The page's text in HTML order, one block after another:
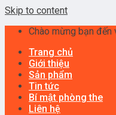
Skip to content
Chào mừng bạn đến
Trang chủ
Giới thiệu
Sản phẩm
Tin tức
Bí mật phòng the
Liên hệ